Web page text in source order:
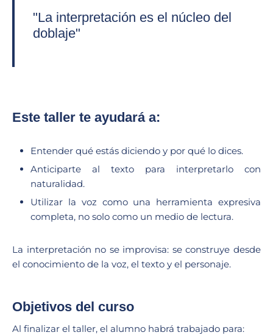
"La interpretación es el núcleo del
doblaje"
Este taller te ayudará a:
Entender qué estás diciendo y por qué lo dices.
Anticiparte al texto para interpretarlo con
naturalidad.
Utilizar la voz como una herramienta expresiva
completa, no solo como un medio de lectura.
La interpretación no se improvisa: se construye desde
el conocimiento de la voz, el texto y el personaje.
Objetivos del curso
Al finalizar el taller, el alumno habrá trabajado para: